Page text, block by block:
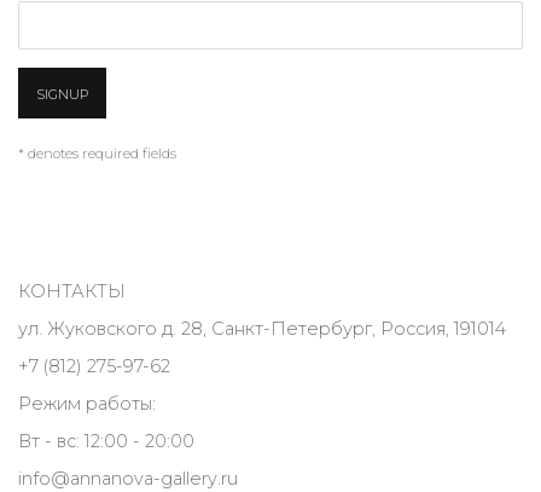
SIGNUP
* denotes required fields
КОНТАКТЫ
ул. Жуковского д. 28, Санкт-Петербург, Россия, 191014
+7 (812) 275-97-62
Режим работы:
Вт - вс: 12:00 - 20:00
info@annanova-gallery.ru